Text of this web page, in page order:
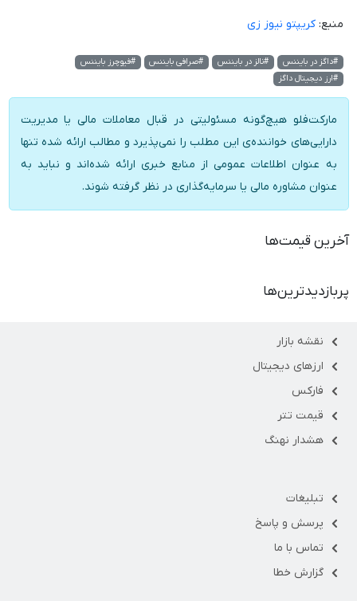
منبع:کریپتو نیوز زی
#داگز در بایننس #نالز در بایننس #صرافی بایننس
#فیوچرز بایننس
#ارز دیجیتال داگز
مارکت‌فلو هیچ‌گونه مسئولیتی در قبال معاملات مالی یا مدیریت
دارایی‌های خواننده‌ی این مطلب را نمی‌پذیرد و مطالب ارائه شده تنها
به عنوان اطلاعات عمومی از منابع خبری ارائه شده‌اند و نباید به
عنوان مشاوره مالی یا سرمایه‌گذاری در نظر گرفته شوند.
آخرین قیمت‌ها
پربازدیدترین‌ها
نقشه بازار
ارزهای دیجیتال
فارکس
قیمت تتر
هشدار نهنگ
تبلیغات
پرسش و پاسخ
تماس با ما
گزارش خطا